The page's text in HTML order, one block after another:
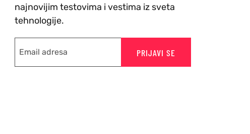
najnovijim testovima i vestima iz sveta
tehnologije.
PRIJAVI SE